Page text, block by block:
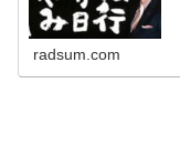
radsum.com